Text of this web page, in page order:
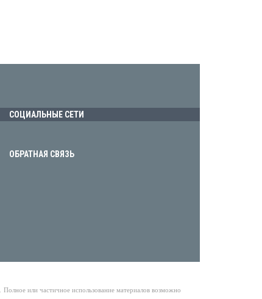
СОЦИАЛЬНЫЕ СЕТИ
ОБРАТНАЯ СВЯЗЬ
Полное или частичное использование материалов возможно